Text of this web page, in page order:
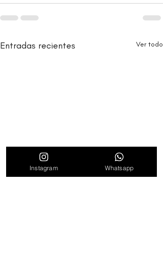
Entradas recientes Ver todo
Instagram Whatsapp